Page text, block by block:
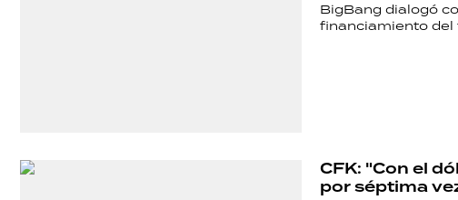
BigBang dialogó
financiamiento del
CFK: "Con el
por séptima
POLICIALES